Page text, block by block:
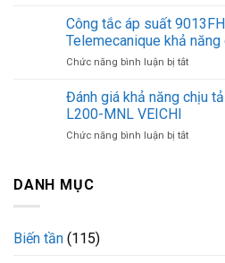
tải
mạnh
nguồn
VM150-
KNH
nguồn
VM250-
L300-
KNH
chịu
đa
Công tắc áp suất
Telemecanique khả
Chức năng bình luận bị tắtở
tắc
Đánh giá khả năng chịu
L200-MNL VEICHI
Chức năng bình luận bị tắtở
DANH MỤC
Biến tần (115)